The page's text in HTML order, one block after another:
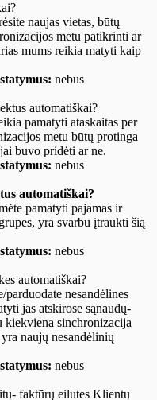
naujas vietas, būtų
metu patikrinti ar
mums reikia matyti kaip
nebus
automatiškai?
pamatyti ataskaitas per
metu būtų protinga
buvo pridėti ar ne.
nebus
automatiškai?
pamatyti pajamas ir
yra svarbu įtraukti šią
nebus
automatiškai?
parduodate nesandėlines
jas atskirose sąnaudų-
kiekviena sinchronizacija
naujų nesandėlinių
nebus
faktūrų eilutes Klientų